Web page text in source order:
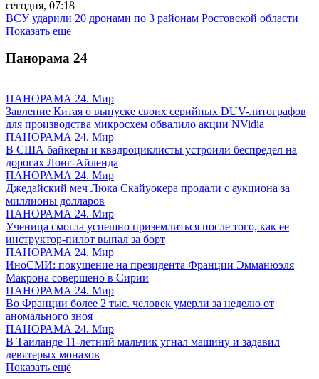
сегодня, 07:18
ВСУ ударили 20 дронами по 3 районам Ростовской области
Показать ещё
Панорама 24
ПАНОРАМА 24. Мир
Завление Китая о выпуске своих серийных DUV-литографов
для производства микросхем обвалило акции NVidia
ПАНОРАМА 24. Мир
В США байкеры и квадроциклисты устроили беспредел на
дорогах Лонг-Айленда
ПАНОРАМА 24. Мир
Джедайский меч Люка Скайуокера продали с аукциона за
миллионы долларов
ПАНОРАМА 24. Мир
Ученица смогла успешно приземлиться после того, как ее
инструктор-пилот выпал за борт
ПАНОРАМА 24. Мир
ИноСМИ: покушение на президента Франции Эмманюэля
Макрона совершено в Сирии
ПАНОРАМА 24. Мир
Во Франции более 2 тыс. человек умерли за неделю от
аномального зноя
ПАНОРАМА 24. Мир
В Таиланде 11-летний мальчик угнал машину и задавил
девятерых монахов
Показать ещё